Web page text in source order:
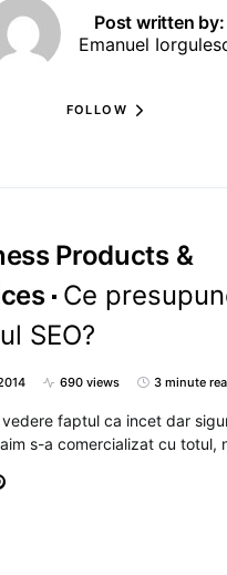
Post written by:
Emanuel
FOLLOW
Products &
Ce
SEO?
690 views 3 minute
faptul ca incet dar
s-a comercializat cu totul,